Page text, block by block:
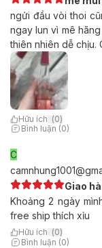
ngửi đầu vòi thoi
ngay lun vì mê
thiên nhiên dễ chịu.
Hữu ích (0)
Bình luận (0)
C
Giao
Khoảng 2 ngày
free ship thích xỉu
Hữu ích (0)
Bình luận (0)